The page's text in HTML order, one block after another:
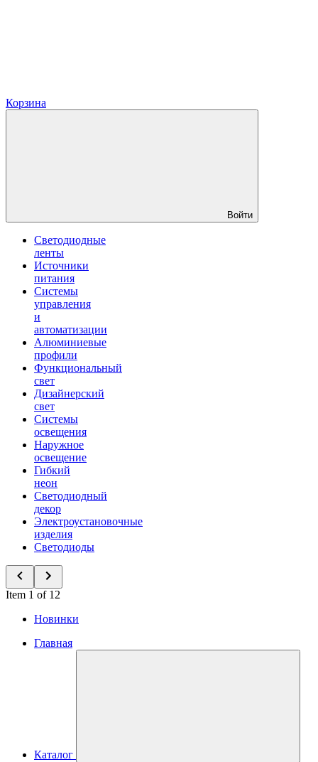
Корзина
Войти
Светодиодные
ленты
Источники
питания
Системы
управления
и
автоматизации
Алюминиевые
профили
Функциональный
свет
Дизайнерский
свет
Системы
освещения
Наружное
освещение
Гибкий
неон
Светодиодный
декор
Электроустановочные
изделия
Светодиоды
Item 1 of 12
Новинки
Главная
Каталог